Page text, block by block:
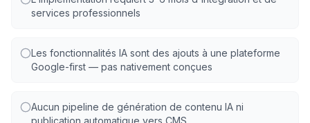
services professionnels
Les fonctionnalités IA sont des ajouts à une plateforme
Google-first — pas nativement conçues
Aucun pipeline de génération de contenu IA ni
publication automatique vers CMS